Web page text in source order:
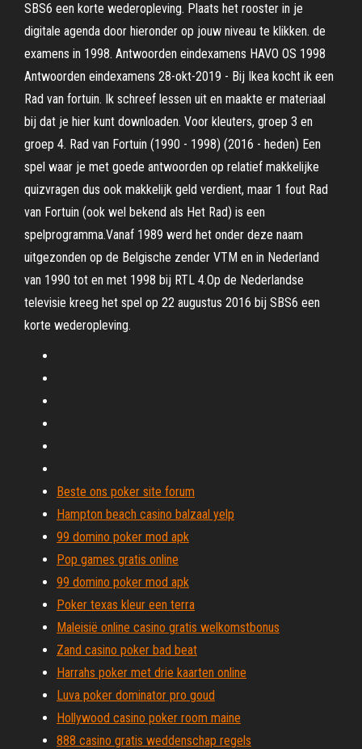
SBS6 een korte wederopleving. Plaats het rooster in je
digitale agenda door hieronder op jouw niveau te klikken. de
examens in 1998. Antwoorden eindexamens HAVO OS 1998
Antwoorden eindexamens 28-okt-2019 - Bij Ikea kocht ik een
Rad van fortuin. Ik schreef lessen uit en maakte er materiaal
bij dat je hier kunt downloaden. Voor kleuters, groep 3 en
groep 4. Rad van Fortuin (1990 - 1998) (2016 - heden) Een
spel waar je met goede antwoorden op relatief makkelijke
quizvragen dus ook makkelijk geld verdient, maar 1 fout Rad
van Fortuin (ook wel bekend als Het Rad) is een
spelprogramma.Vanaf 1989 werd het onder deze naam
uitgezonden op de Belgische zender VTM en in Nederland
van 1990 tot en met 1998 bij RTL 4.Op de Nederlandse
televisie kreeg het spel op 22 augustus 2016 bij SBS6 een
korte wederopleving.
Beste ons poker site forum
Hampton beach casino balzaal yelp
99 domino poker mod apk
Pop games gratis online
99 domino poker mod apk
Poker texas kleur een terra
Maleisië online casino gratis welkomstbonus
Zand casino poker bad beat
Harrahs poker met drie kaarten online
Luva poker dominator pro goud
Hollywood casino poker room maine
888 casino gratis weddenschap regels